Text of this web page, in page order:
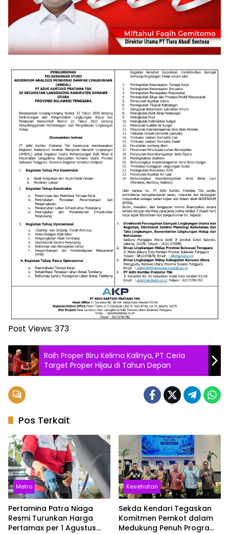
Post Views: 373
Raih Proper Biru Kelima Kalinya, PT Ceria
Target Proper Hijau di Tahun Depan
Pos Terkait
Metro
Pertamina Patra Niaga
Resmi Turunkan Harga
Pertamax per 1 Agustus
Kesehatan
Sekda Kendari Tegaskan
Komitmen Pemkot dalam
Medukung Penuh Program